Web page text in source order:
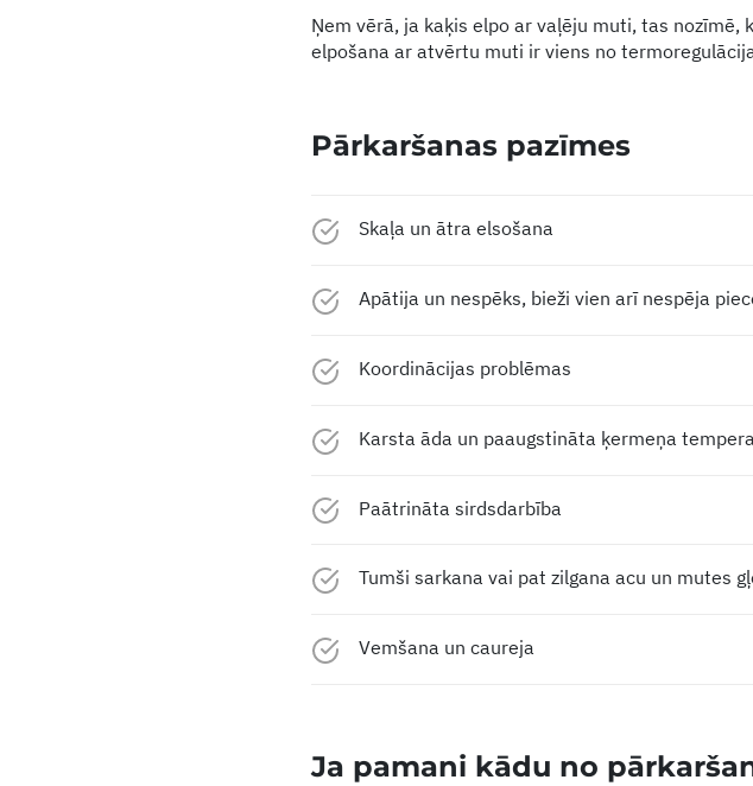
Ņem vērā, ja kaķis elpo ar vaļēju muti, tas
elpošana ar atvērtu muti ir viens no
Pārkaršanas pazīmes
Skaļa un ātra elsošana
Apātija un nespēks, bieži vien arī nespēja
Koordinācijas problēmas
Karsta āda un paaugstināta ķermeņa
Paātrināta sirdsdarbība
Tumši sarkana vai pat zilgana acu un mutes
Vemšana un caureja
Ja pamani kādu no